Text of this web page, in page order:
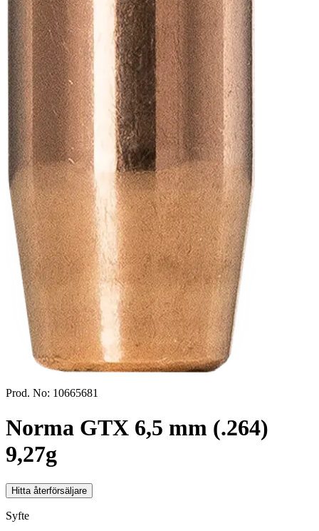
Prod. No: 10665681
Norma GTX 6,5 mm (.264)
9,27g
Hitta återförsäljare
Syfte